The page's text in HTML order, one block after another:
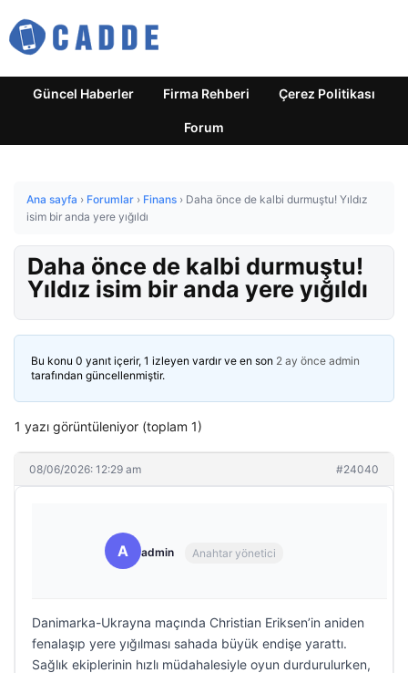
Güncel Haberler Firma Rehberi Çerez Politikası
Forum
Ana sayfa › Forumlar › Finans › Daha önce de kalbi durmuştu! Yıldız
isim bir anda yere yığıldı
Daha önce de kalbi durmuştu!
Yıldız isim bir anda yere yığıldı
Bu konu 0 yanıt içerir, 1 izleyen vardır ve en son 2 ay önce admin
tarafından güncellenmiştir.
1 yazı görüntüleniyor (toplam 1)
08/06/2026: 12:29 am #24040
A admin Anahtar yönetici
Danimarka-Ukrayna maçında Christian Eriksen’in aniden
fenalaşıp yere yığılması sahada büyük endişe yarattı.
Sağlık ekiplerinin hızlı müdahalesiyle oyun durdurulurken,